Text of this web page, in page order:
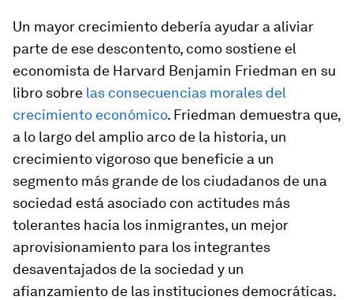
Un mayor crecimiento debería ayudar a aliviar
parte de ese descontento, como sostiene el
economista de Harvard Benjamin Friedman en su
libro sobre las consecuencias morales del
crecimiento económico. Friedman demuestra que,
a lo largo del amplio arco de la historia, un
crecimiento vigoroso que beneficie a un
segmento más grande de los ciudadanos de una
sociedad está asociado con actitudes más
tolerantes hacia los inmigrantes, un mejor
aprovisionamiento para los integrantes
desaventajados de la sociedad y un
afianzamiento de las instituciones democráticas.